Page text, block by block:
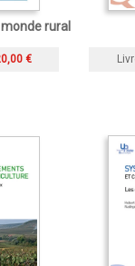
rural
€